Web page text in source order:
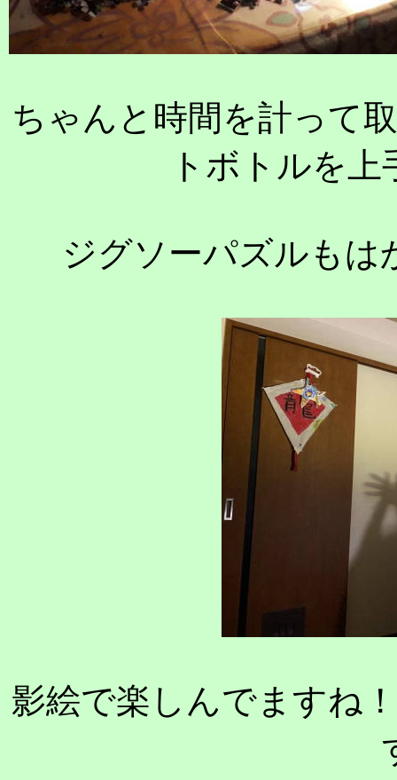
ちゃんと時間を計って
トボトルを
ジグソーパズルもは
影絵で楽しんでますね